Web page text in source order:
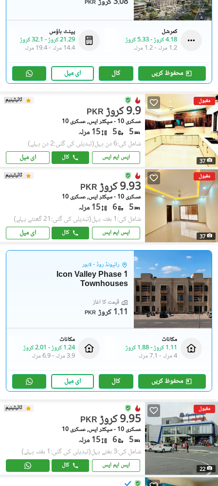
PKR
کمرشل
4.18 کروڑ
-5.33 کروڑ
1.2 مرلہ
-1.2 مرلہ
پینٹ ہاؤس
21.29 کروڑ
- 32.1 کروڑ
14.4 مرلہ
-19.4 مرلہ
محفوظ کریں کال ای میل
مقبول
37
ٹائیٹینیم
PKR 9.9 کروڑ
عسکری 10 - سیکٹر ایس, عسکری 10
5
5 15 مرلہ
شامل کی:6 دن پہل (تبدیلی کی گئی:2 دن پہلے)
ایس ایم ایس کال ای میل
مقبول
37
ٹائیٹینیم
PKR 9.93 کروڑ
عسکری 10 - سیکٹر ایس, عسکری 10
5
6 15 مرلہ
شامل کی:1 ہفتہ پہل (تبدیلی کی گئی:21 گھنٹے پہلے)
ایس ایم ایس کال ای میل
رائیونڈ روڈ - لاہور
Icon Valley Phase 1
Townhouses
قیمت کا آغاز
PKR 1.11 کروڑ
مکانات
1.11 کروڑ
-1.88 کروڑ
4 مرلہ
- 7.1 مرلہ
مکانات
1.24 کروڑ
- 2.01 کروڑ
3.9 مرلہ
-6.9 مرلہ
محفوظ کریں کال ای میل
مقبول
22
ٹائیٹینیم
PKR 9.95 کروڑ
عسکری 10 - سیکٹر ایس, عسکری 10
5
6 15 مرلہ
شامل کی:3 ہفتے پہل (تبدیلی کی گئی:1 ہفتہ پہلے)
ایس ایم ایس کال